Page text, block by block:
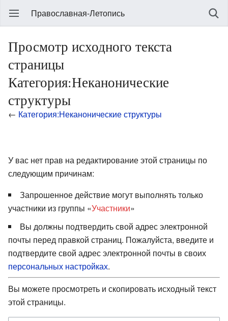
Православная-Летопись
Просмотр исходного текста
страницы
Категория:Неканонические
структуры
← Категория:Неканонические структуры
У вас нет прав на редактирование этой страницы по
следующим причинам:
Запрошенное действие могут выполнять только
участники из группы «Участники»
Вы должны подтвердить свой адрес электронной
почты перед правкой страниц. Пожалуйста, введите и
подтвердите свой адрес электронной почты в своих
персональных настройках.
Вы можете просмотреть и скопировать исходный текст
этой страницы.